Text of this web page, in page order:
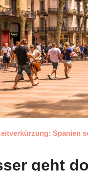
Spanien
geht